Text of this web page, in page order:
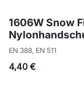
1606W Snow
EN 388, EN 511
4,40€